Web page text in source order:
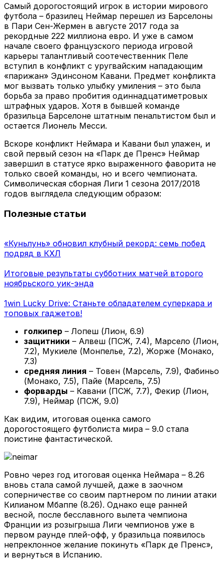
Самый дорогостоящий игрок в истории мирового
футбола – бразилец Неймар перешел из Барселоны
в Пари Сен-Жермен в августе 2017 года за
рекордные 222 миллиона евро. И уже в самом
начале своего французского периода игровой
карьеры талантливый соотечественник Пеле
вступил в конфликт с уругвайским нападающим
«парижан» Эдинсоном Кавани. Предмет конфликта
мог вызвать только улыбку умиления – это была
борьба за право пробития одиннадцатиметровых
штрафных ударов. Хотя в бывшей команде
бразильца Барселоне штатным пенальтистом был и
остается Лионель Месси.
Вскоре конфликт Неймара и Кавани был улажен, и
свой первый сезон на «Парк де Пренс» Неймар
завершил в статусе ярко выраженного фаворита не
только своей команды, но и всего чемпионата.
Символическая сборная Лиги 1 сезона 2017/2018
годов выглядела следующим образом:
Полезные статьи
«Куньлунь» обновил клубный рекорд: семь побед
подряд в КХЛ
Итоговые результаты субботних матчей второго
ноябрьского уик-энда
1win Lucky Drive: Станьте обладателем суперкара и
топовых гаджетов!
голкипер – Лопеш (Лион, 6.9)
защитники – Алвеш (ПСЖ, 7.4), Марсело (Лион,
7.2), Мукиеле (Монпелье, 7.2), Жорже (Монако,
7.3)
средняя линия – Товен (Марсель, 7.9), Фабиньо
(Монако, 7.5), Пайе (Марсель, 7.5)
форварды – Кавани (ПСЖ, 7.7), Фекир (Лион,
7.9), Неймар (ПСЖ, 9.0)
Как видим, итоговая оценка самого
дорогостоящего футболиста мира – 9.0 стала
поистине фантастической.
Ровно через год итоговая оценка Неймара – 8.26
вновь стала самой лучшей, даже в заочном
соперничестве со своим партнером по линии атаки
Килианом Мбаппе (8.26). Однако еще ранней
весной, после бесславного вылета чемпиона
Франции из розыгрыша Лиги чемпионов уже в
первом раунде плей-офф, у бразильца появилось
непреклонное желание покинуть «Парк де Пренс»,
и вернуться в Испанию.